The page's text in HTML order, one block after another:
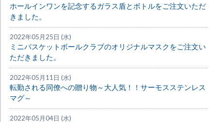
ホールインワンを記念するガラス盾とボトルをご注文いただ
きました。
2022年05月25日 (水)
ミニバスケットボールクラブのオリジナルマスクをご注文い
ただきました。
2022年05月11日 (水)
転勤される同僚への贈り物～大人気！！サーモスステンレス
マグ～
2022年05月04日 (水)